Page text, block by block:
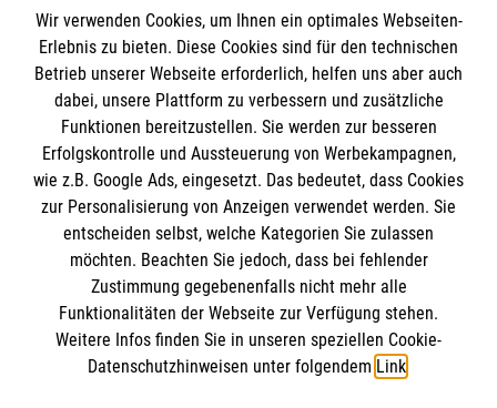
Ja
Nein
Ergebnis berechnen
Einrichtung
Wir verwenden Cookies, um Ihnen ein optimales Webseiten-
Erlebnis zu bieten. Diese Cookies sind für den technischen
Betrieb unserer Webseite erforderlich, helfen uns aber auch
dabei, unsere Plattform zu verbessern und zusätzliche
Funktionen bereitzustellen. Sie werden zur besseren
Erfolgskontrolle und Aussteuerung von Werbekampagnen,
wie z.B. Google Ads, eingesetzt. Das bedeutet, dass Cookies
zur Personalisierung von Anzeigen verwendet werden. Sie
entscheiden selbst, welche Kategorien Sie zulassen
möchten. Beachten Sie jedoch, dass bei fehlender
Zustimmung gegebenenfalls nicht mehr alle
Funktionalitäten der Webseite zur Verfügung stehen.
Weitere Infos finden Sie in unseren speziellen Cookie-
Datenschutzhinweisen unter folgendem Link.